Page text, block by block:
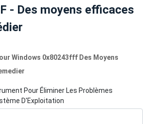
- Des moyens efficaces
Windows 0x80243fff Des Moyens
Pour Éliminer Les Problèmes
D'Exploitation